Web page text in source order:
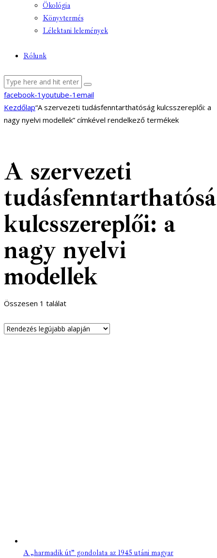
Ökológia
Könyvtermés
Lélektani lelemények
Rólunk
facebook-1 youtube-1 email
Kezdőlap“A szervezeti tudásfenntarthatóság kulcsszereplői: a
nagy nyelvi modellek” címkével rendelkező termékek
A szervezeti
kulcsszereplői: a
nagy nyelvi
modellek
Összesen 1 találat
A „harmadik út” gondolata az 1945 utáni magyar